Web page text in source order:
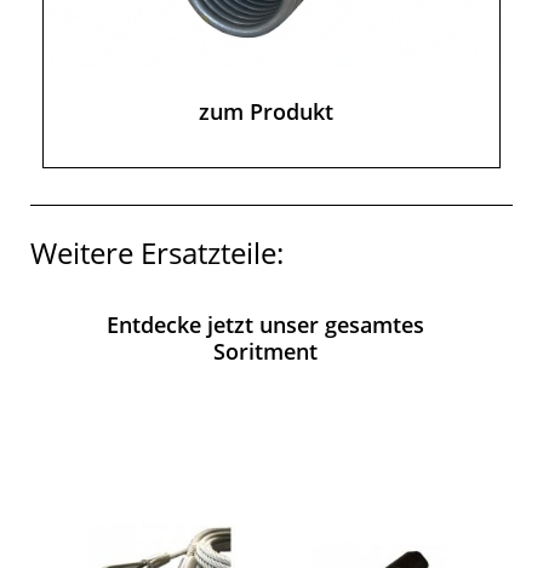
zum Produkt
Weitere Ersatzteile:
Entdecke jetzt unser gesamtes
Soritment